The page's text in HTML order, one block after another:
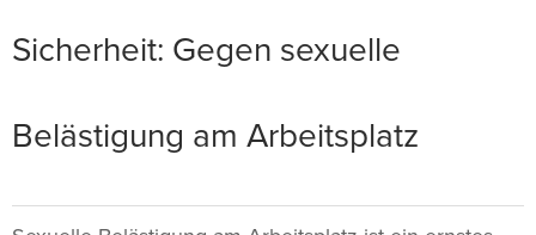
Sicherheit: Gegen sexuelle
Belästigung am Arbeitsplatz